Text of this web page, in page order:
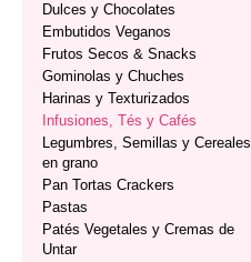
Dulces y Chocolates
Embutidos Veganos
Frutos Secos & Snacks
Gominolas y Chuches
Harinas y Texturizados
Infusiones, Tés y Cafés
Legumbres, Semillas y Cereales
en grano
Pan Tortas Crackers
Pastas
Patés Vegetales y Cremas de
Untar